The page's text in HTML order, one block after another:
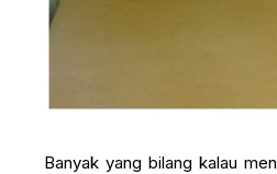
Banyak yang bilang kalau